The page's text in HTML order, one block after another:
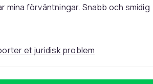
mina förväntningar. Snabb och smidig
et juridisk problem